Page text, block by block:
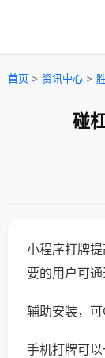
首页 > 资讯中心 >
碰
小程序打牌
要的用户可通
辅助安装，
手机打牌可